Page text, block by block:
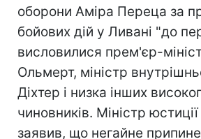
оборони Аміра Переца за
бойових дій у Ливані "до
висловилися прем'єр-
Ольмерт, міністр
Діхтер і низка інших
чиновників. Міністр
заявив, що негайне